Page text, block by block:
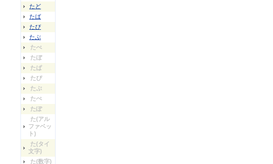
たど
たば
たび
たぶ
たべ
たぼ
たぱ
たぴ
たぷ
たぺ
たぽ
た(アル
ファベッ
ト)
た(タイ
文字)
た(数字)